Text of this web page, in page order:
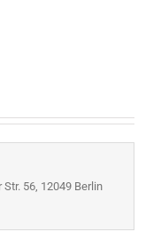
56, 12049 Berlin